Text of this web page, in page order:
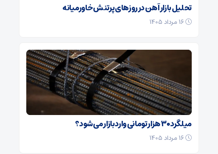
تحلیل بازار آهن در روزهای پرتنش خاورمیانه
میلگرد ۳۰ هزار تومانی وارد بازار می‌شود؟